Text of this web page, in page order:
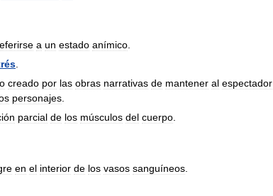
a un estado anímico
creado por las obras narrativas de mantener al espectador
personajes
parcial de los músculos del cuerpo
en el interior de los vasos sanguíneos